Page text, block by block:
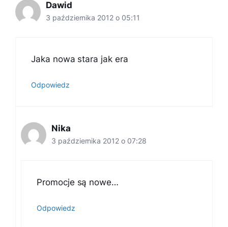
Dawid
3 października 2012 o 05:11
Jaka nowa stara jak era
Odpowiedz
Nika
3 października 2012 o 07:28
Promocje są nowe…
Odpowiedz